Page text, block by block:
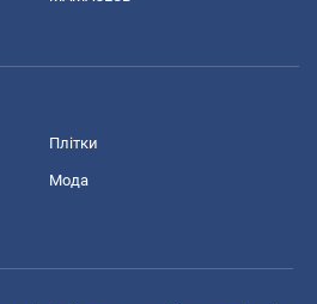
Плітки
Мода